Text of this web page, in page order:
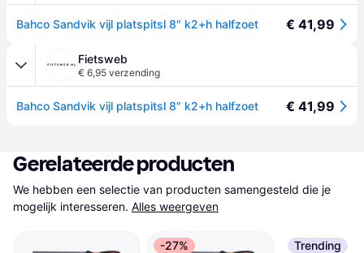
Bahco Sandvik vijl platspitsl 8" k2+h halfzoet € 41,99
Fietsweb
€ 6,95 verzending
Bahco Sandvik vijl platspitsl 8" k2+h halfzoet € 41,99
Gerelateerde producten
We hebben een selectie van producten samengesteld die je
mogelijk interesseren. Alles weergeven
-27% Trending